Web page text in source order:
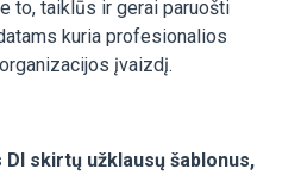
to, taiklūs ir gerai paruošti
kuria profesionalios
įvaizdį.
skirtų užklausų šablonus,